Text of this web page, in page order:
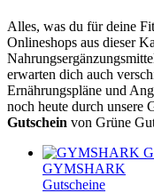
Alles, was du für deine
Onlineshops aus dieser
erwarten dich auch
Ernährungspläne und
noch heute durch unsere
Gutschein von Grüne
GYMSHARK
Gutscheine